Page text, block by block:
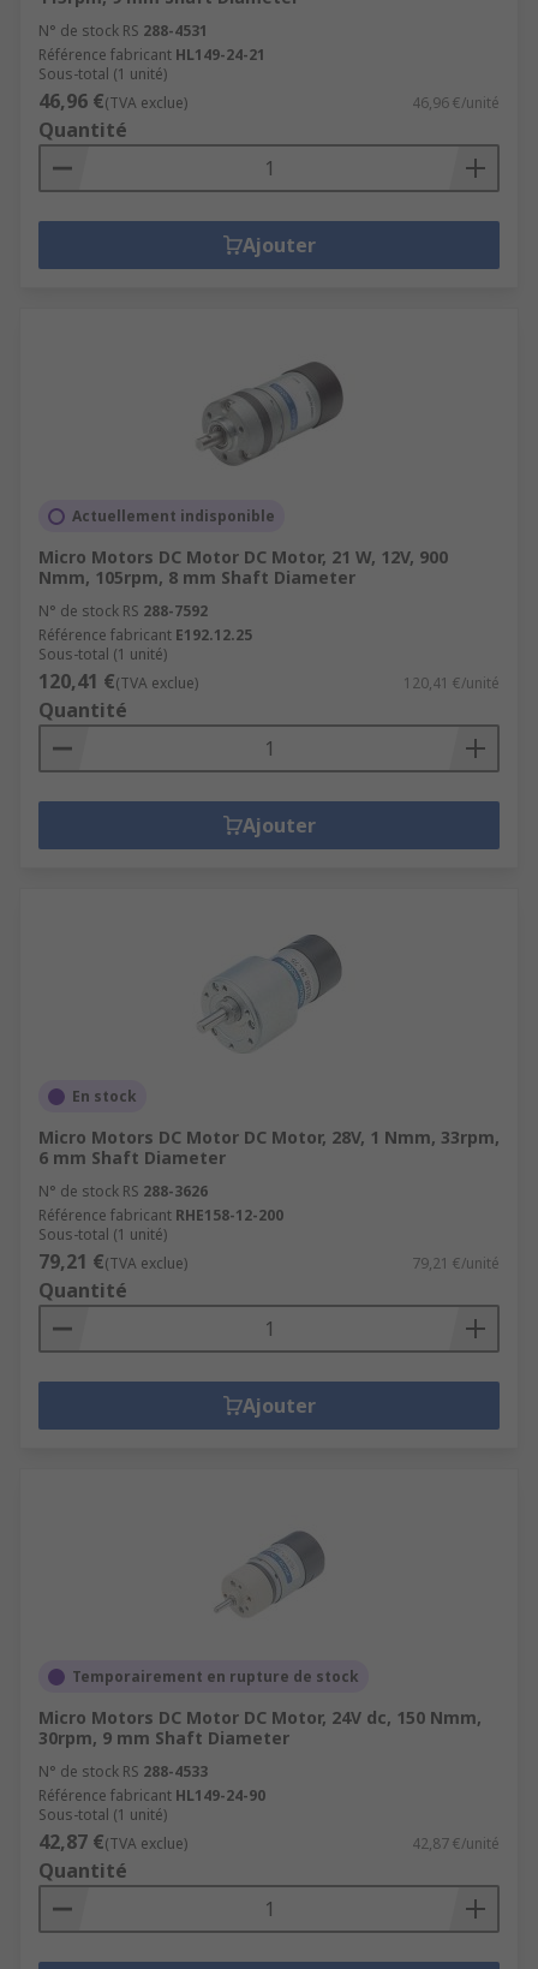
N° de stock RS 288-4531
Référence fabricant HL149-24-21
Sous-total (1 unité)
46,96 €(TVA exclue) 46,96 €/unité
Quantité
Ajouter
Actuellement indisponible
Micro Motors DC Motor DC Motor, 21 W, 12V, 900
Nmm, 105rpm, 8 mm Shaft Diameter
N° de stock RS 288-7592
Référence fabricant E192.12.25
Sous-total (1 unité)
120,41 €(TVA exclue) 120,41 €/unité
Quantité
Ajouter
En stock
Micro Motors DC Motor DC Motor, 28V, 1 Nmm, 33rpm,
6 mm Shaft Diameter
N° de stock RS 288-3626
Référence fabricant RHE158-12-200
Sous-total (1 unité)
79,21 €(TVA exclue) 79,21 €/unité
Quantité
Ajouter
Temporairement en rupture de stock
Micro Motors DC Motor DC Motor, 24V dc, 150 Nmm,
30rpm, 9 mm Shaft Diameter
N° de stock RS 288-4533
Référence fabricant HL149-24-90
Sous-total (1 unité)
42,87 €(TVA exclue) 42,87 €/unité
Quantité